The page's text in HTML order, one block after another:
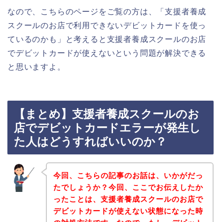
なので、こちらのページをご覧の方は、「支援者養成
スクールのお店で利用できないデビットカードを使っ
ているのかも」と考えると支援者養成スクールのお店
でデビットカードが使えないという問題が解決できる
と思いますよ。
【まとめ】支援者養成スクールのお
店でデビットカードエラーが発生し
た人はどうすればいいのか？
今回、こちらの記事のお話は、いかがだっ
たでしょうか？今回、ここでお伝えしたか
ったことは、支援者養成スクールのお店で
デビットカードが使えない状態になった時